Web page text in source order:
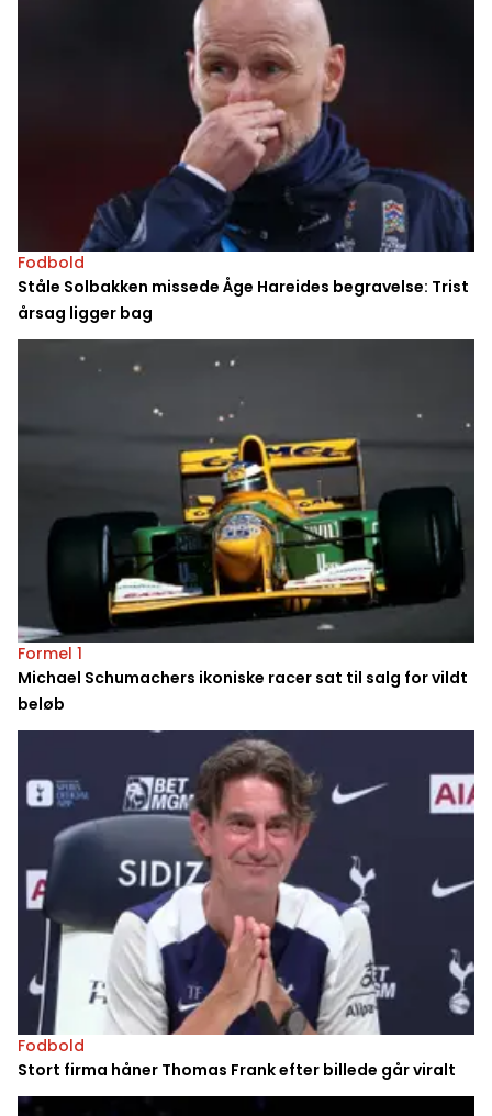
Fodbold
Ståle Solbakken missede Åge Hareides begravelse: Trist
årsag ligger bag
Formel 1
Michael Schumachers ikoniske racer sat til salg for vildt
beløb
Fodbold
Stort firma håner Thomas Frank efter billede går viralt